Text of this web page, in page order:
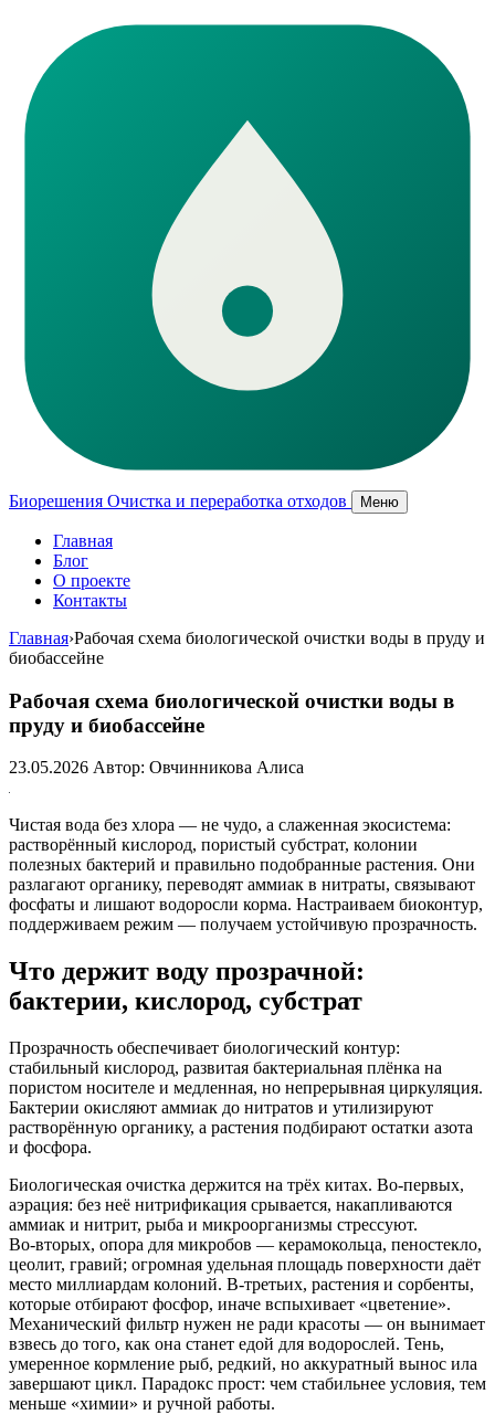
Биорешения Очистка и переработка отходов Меню
Главная
Блог
О проекте
Контакты
Главная›Рабочая схема биологической очистки воды в пруду и
биобассейне
Рабочая схема биологической очистки воды в
пруду и биобассейне
23.05.2026 Автор: Овчинникова Алиса
Чистая вода без хлора — не чудо, а слаженная экосистема:
растворённый кислород, пористый субстрат, колонии
полезных бактерий и правильно подобранные растения. Они
разлагают органику, переводят аммиак в нитраты, связывают
фосфаты и лишают водоросли корма. Настраиваем биоконтур,
поддерживаем режим — получаем устойчивую прозрачность.
Что держит воду прозрачной:
бактерии, кислород, субстрат
Прозрачность обеспечивает биологический контур:
стабильный кислород, развитая бактериальная плёнка на
пористом носителе и медленная, но непрерывная циркуляция.
Бактерии окисляют аммиак до нитратов и утилизируют
растворённую органику, а растения подбирают остатки азота
и фосфора.
Биологическая очистка держится на трёх китах. Во‑первых,
аэрация: без неё нитрификация срывается, накапливаются
аммиак и нитрит, рыба и микроорганизмы стрессуют.
Во‑вторых, опора для микробов — керамокольца, пеностекло,
цеолит, гравий; огромная удельная площадь поверхности даёт
место миллиардам колоний. В‑третьих, растения и сорбенты,
которые отбирают фосфор, иначе вспыхивает «цветение».
Механический фильтр нужен не ради красоты — он вынимает
взвесь до того, как она станет едой для водорослей. Тень,
умеренное кормление рыб, редкий, но аккуратный вынос ила
завершают цикл. Парадокс прост: чем стабильнее условия, тем
меньше «химии» и ручной работы.